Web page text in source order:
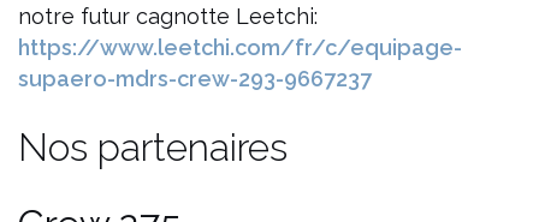
notre futur cagnotte Leetchi:
https://www.leetchi.com/fr/c/equipage-
supaero-mdrs-crew-293-9667237
Nos partenaires